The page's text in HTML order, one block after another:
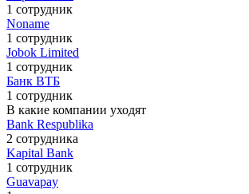
1 сотрудник
Noname
1 сотрудник
Jobok Limited
1 сотрудник
Банк ВТБ
1 сотрудник
В какие компании уходят
Bank Respublika
2 сотрудника
Kapital Bank
1 сотрудник
Guavapay